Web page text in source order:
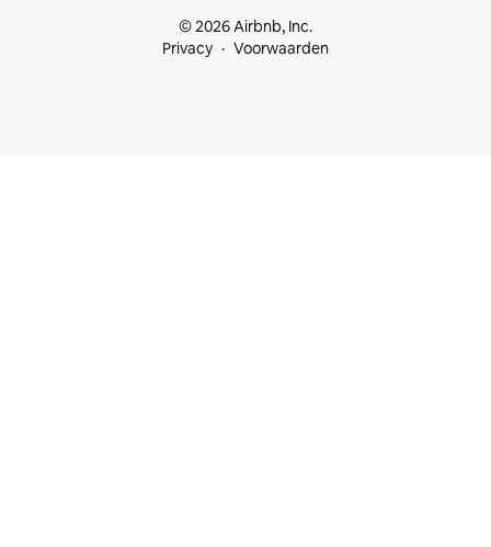
© 2026 Airbnb, Inc.
Privacy
Voorwaarden